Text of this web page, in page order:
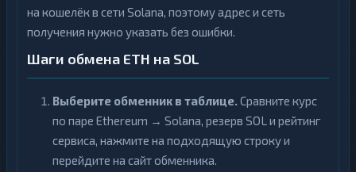
на кошелёк в сети Solana, поэтому адрес и сеть
получения нужно указать без ошибки.
Шаги обмена ETH на SOL
Выберите обменник в таблице.Сравните курс
по паре Ethereum → Solana, резерв SOL и рейтинг
сервиса, нажмите на подходящую строку и
перейдите на сайт обменника.